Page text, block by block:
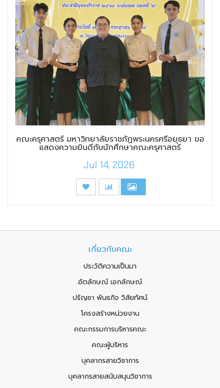
คณะครุศาสตร์ มหาวิทยาลัยราชภัฏพระนครศรีอยุธยา ขอ
แสดงความยินดีกับนักศึกษาคณะครุศาสตร์
Jul 14, 2026
เกี่ยวกับคณะ
ประวัติความเป็นมา
อัตลักษณ์ เอกลักษณ์
ปรัญชา พันธกิจ วิสัยทัศน์
โครงสร้างหน่วยงาน
คณะกรรมการบริหารคณะ
คณะผู้บริหาร
บุคลากรสายวิชาการ
บุคลากรสายสนับสนุนวิชาการ